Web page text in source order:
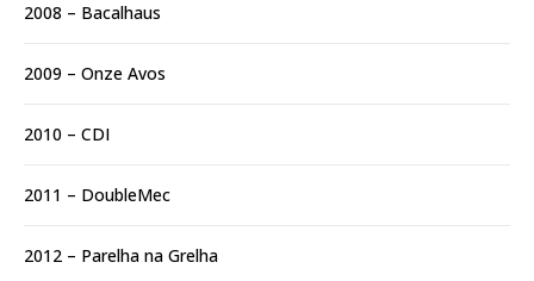
2008 – Bacalhaus
2009 – Onze Avos
2010 – CDI
2011 – DoubleMec
2012 – Parelha na Grelha